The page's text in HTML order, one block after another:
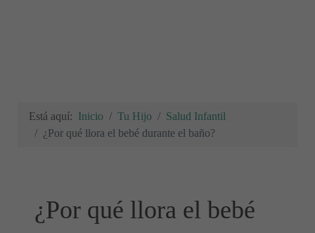
Está aquí: Inicio Tu Hijo
Salud Infantil
¿Por qué llora el bebé durante el baño?
¿Por qué llora el bebé